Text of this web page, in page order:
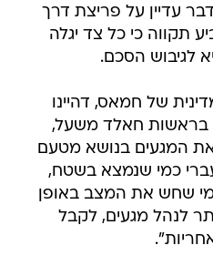
עדיין על פריצת דרך
תקווה כי כל צד יגלה
לגיבוש הסכם.
של חמאס, דהיינו
בראשות חאלד משעל,
את המגעים בנושא מטעם
כמי שנמצא בשטח,
שחש את המצב באופן
לנהל מגעים, לקבל